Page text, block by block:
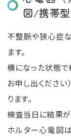
図/携帯
不整脈や狭⼼症
ます。
横になった状態で
お申し出くださ
ります。
検査当日に結果が
ホルター⼼電図